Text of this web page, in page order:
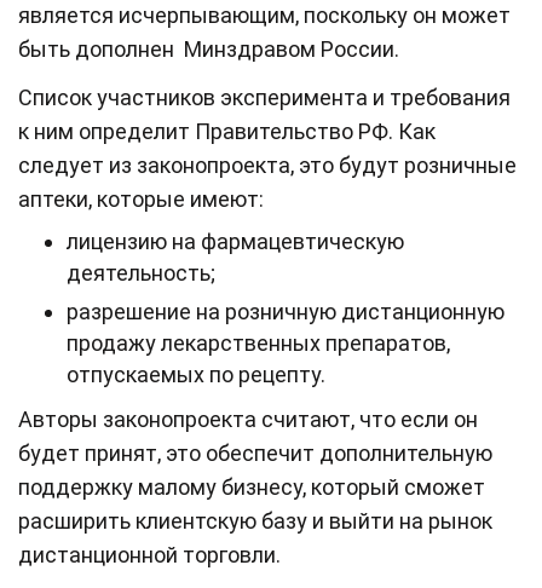
является исчерпывающим, поскольку он может
быть дополнен Минздравом России.
Список участников эксперимента и требования
к ним определит Правительство РФ. Как
следует из законопроекта, это будут розничные
аптеки, которые имеют:
лицензию на фармацевтическую
деятельность;
разрешение на розничную дистанционную
продажу лекарственных препаратов,
отпускаемых по рецепту.
Авторы законопроекта считают, что если он
будет принят, это обеспечит дополнительную
поддержку малому бизнесу, который сможет
расширить клиентскую базу и выйти на рынок
дистанционной торговли.